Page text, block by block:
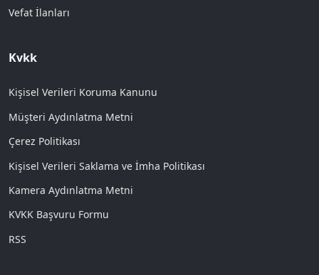
Vefat İlanları
Kvkk
Kişisel Verileri Koruma Kanunu
Müşteri Aydınlatma Metni
Çerez Politikası
Kişisel Verileri Saklama ve İmha Politikası
Kamera Aydınlatma Metni
KVKK Başvuru Formu
RSS